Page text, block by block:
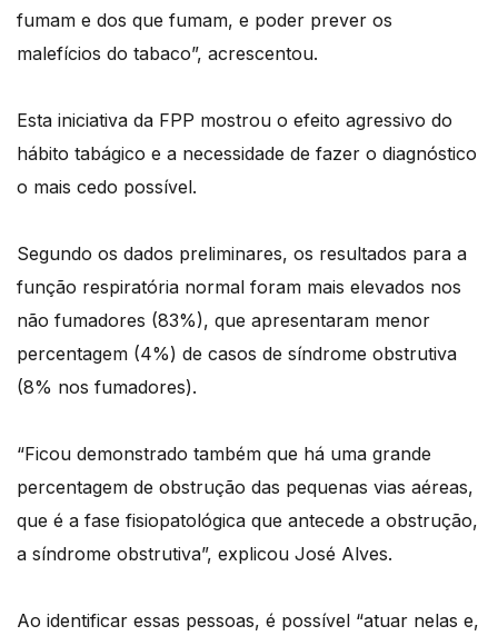
fumam e dos que fumam, e poder prever os
malefícios do tabaco”, acrescentou.
Esta iniciativa da FPP mostrou o efeito agressivo do
hábito tabágico e a necessidade de fazer o diagnóstico
o mais cedo possível.
Segundo os dados preliminares, os resultados para a
função respiratória normal foram mais elevados nos
não fumadores (83%), que apresentaram menor
percentagem (4%) de casos de síndrome obstrutiva
(8% nos fumadores).
“Ficou demonstrado também que há uma grande
percentagem de obstrução das pequenas vias aéreas,
que é a fase fisiopatológica que antecede a obstrução,
a síndrome obstrutiva”, explicou José Alves.
Ao identificar essas pessoas, é possível “atuar nelas e,